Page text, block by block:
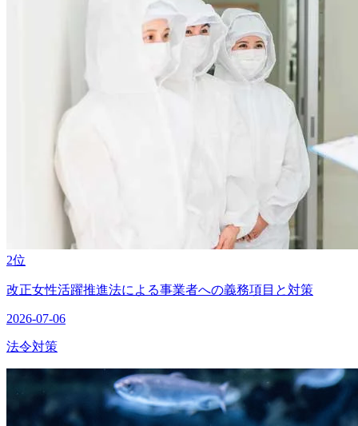
2位
改正女性活躍推進法による事業者への義務項目と対策
2026-07-06
法令対策